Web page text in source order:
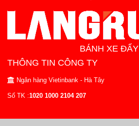
BÁNH XE ĐẨY
THÔNG TIN CÔNG TY
Ngân hàng Vietinbank - Hà Tây
Số TK :1020 1000 2104 207